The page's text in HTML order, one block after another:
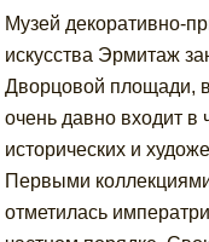
Музей декоративно-
искусства Эрмитаж
Дворцовой площади,
очень давно входит в
исторических и
Первыми
отметилась